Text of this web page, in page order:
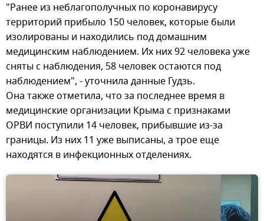
"Ранее из неблагополучных по коронавирусу
территорий прибыло 150 человек, которые были
изолированы и находились под домашним
медицинским наблюдением. Их них 92 человека уже
сняты с наблюдения, 58 человек остаются под
наблюдением", - уточнила данные Гудзь.
Она также отметила, что за последнее время в
медицинские организации Крыма с признаками
ОРВИ поступили 14 человек, прибывшие из-за
границы. Из них 11 уже выписаны, а трое еще
находятся в инфекционных отделениях.